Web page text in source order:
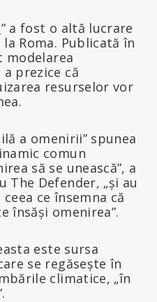
” a fost o altă lucrare
Roma. Publicată în
modelarea
prezice că
resurselor vor
a omenirii” spunea
comun
să se unească”, a
Defender, „și au
ce însemna că
însăși omenirea”.
este sursa
se regăsește în
climatice, „în